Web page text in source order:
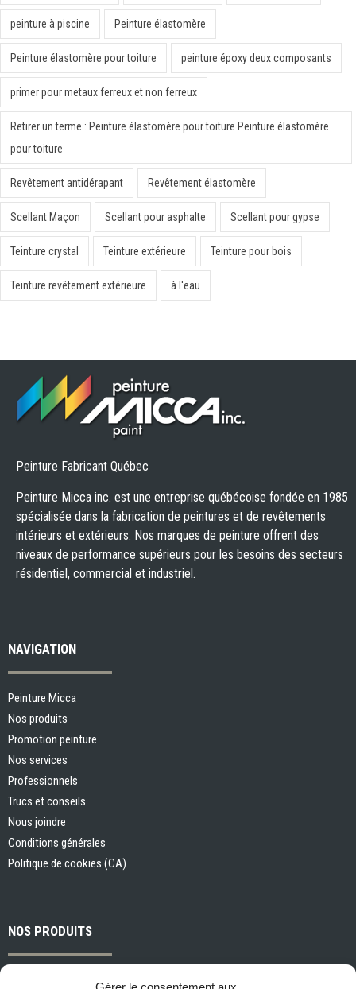
peinture à piscine Peinture élastomère
Peinture élastomère pour toiture peinture époxy deux composants
primer pour metaux ferreux et non ferreux
Retirer un terme : Peinture élastomère pour toiture Peinture élastomère
pour toiture
Revêtement antidérapant Revêtement élastomère
Scellant Maçon Scellant pour asphalte Scellant pour gypse
Teinture crystal Teinture extérieure Teinture pour bois
Teinture revêtement extérieure à l'eau
Peinture Fabricant Québec
Peinture Micca inc. est une entreprise québécoise fondée en 1985
spécialisée dans la fabrication de peintures et de revêtements
intérieurs et extérieurs. Nos marques de peinture offrent des
niveaux de performance supérieurs pour les besoins des secteurs
résidentiel, commercial et industriel.
NAVIGATION
Peinture Micca
Nos produits
Promotion peinture
Nos services
Professionnels
Trucs et conseils
Nous joindre
Conditions générales
Politique de cookies (CA)
NOS PRODUITS
Peintures et apprêts d’intérieur